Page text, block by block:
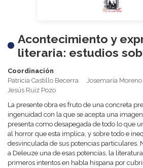
Acontecimiento y
literaria: estudios
Coordinación
Patricia Castillo Becerra
Josemaría
Jesús Ruiz Pozo
La presente obra es fruto de una concreta
ingenuidad con la que se acepta una
presenta como desapegada de todo lo que
al horror que esta implica, y sobre todo e
desvinculada de sus potencias particulares.
a Deleuze una de esas potencias, la
primeros intentos en habla hispana por